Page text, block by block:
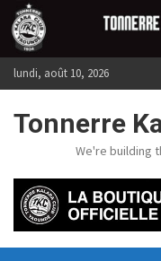
Skip
content
lundi, août 10, 2026
Tonnerre
We're building